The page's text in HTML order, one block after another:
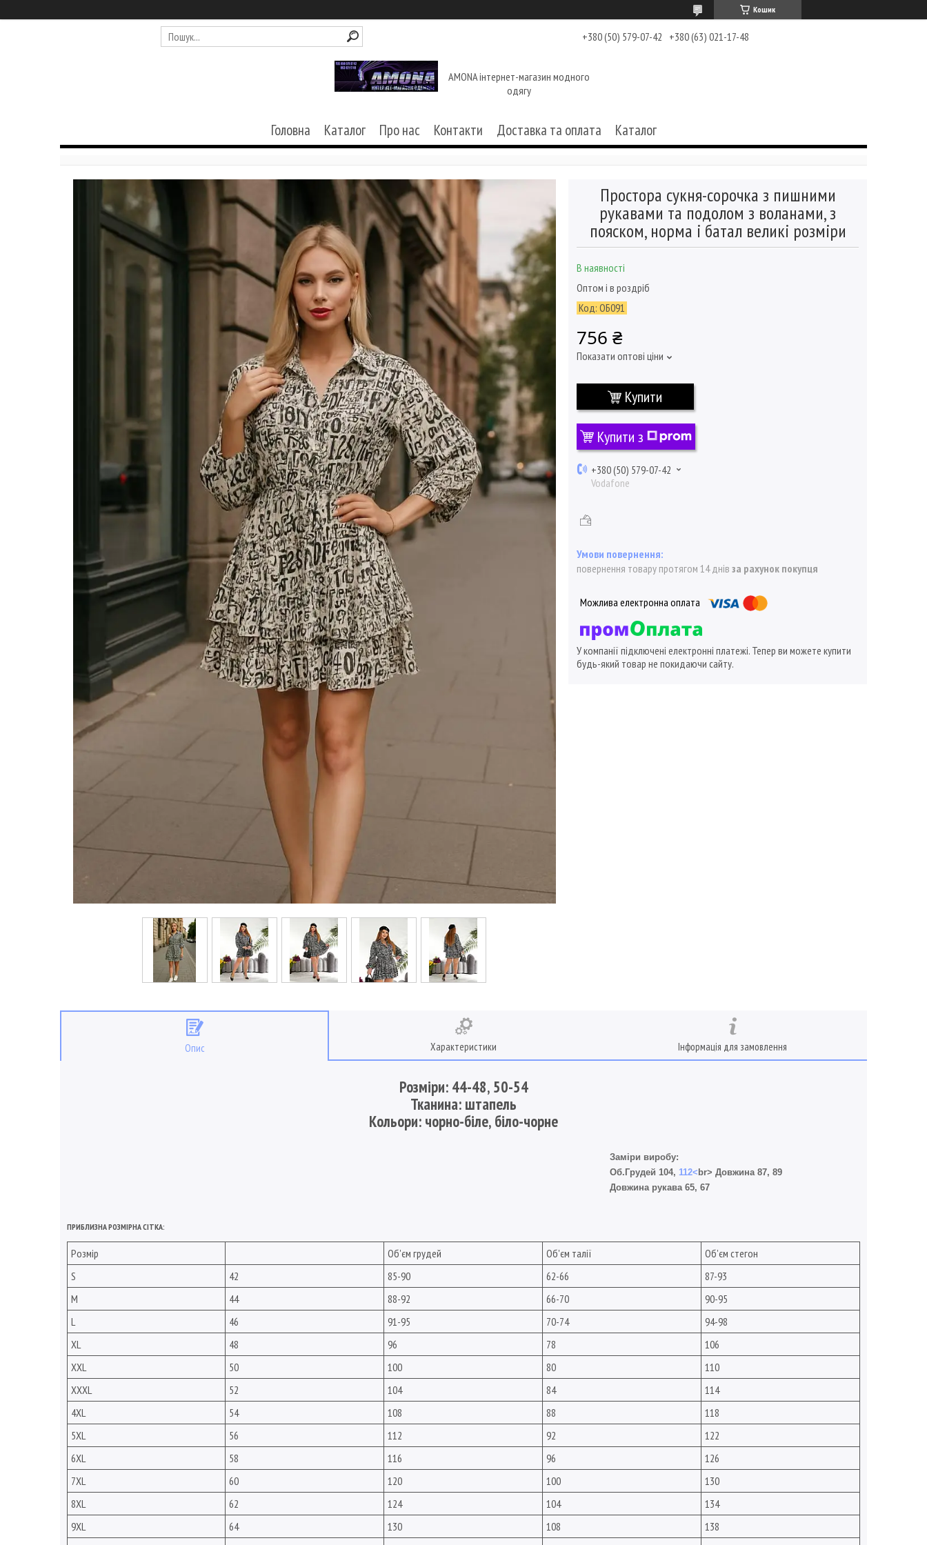
Кошик
+380 (50) 579-07-42 +380 (63) 021-17-48
AMONA інтернет-магазин модного
одягу
Головна Каталог Про нас Контакти Доставка та оплата Каталог
Простора сукня-сорочка з пишними
рукавами та подолом з воланами, з
пояском, норма і батал великі розміри
В наявності
Оптом і в роздріб
Код: ОБ091
756 ₴
Показати оптові ціни
Купити
Купити з
+380 (50) 579-07-42
Vodafone
повернення товару протягом 14 днів за рахунок покупця
У компанії підключені електронні платежі. Тепер ви можете купити
будь-який товар не покидаючи сайту.
Опис Характеристики Інформація для замовлення
Розміри: 44-48, 50-54
Тканина: штапель
Кольори: чорно-біле, біло-чорне
Заміри виробу:
Об.Грудей 104, 112< br> Довжина 87, 89
Довжина рукава 65, 67
ПРИБЛИЗНА РОЗМІРНА СІТКА:
Розмір Об'єм грудей Об'єм талії
Об'єм стегон
S
42 85-90 62-66
87-93
M
44 88-92 66-70
90-95
L
46 91-95 70-74
94-98
XL
48 96 78
106
XXL
50 100 80
110
XXXL
52 104 84
114
4XL
54 108 88
118
5XL
56 112 92
122
6XL
58 116 96
126
7XL
60 120 100
130
8XL
62 124 104
134
9XL
64 130 108
138